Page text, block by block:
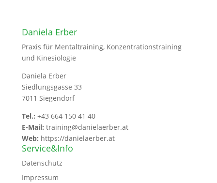
Daniela Erber
Praxis für Mentaltraining, Konzentrationstraining
und Kinesiologie
Daniela Erber
Siedlungsgasse 33
7011 Siegendorf
Tel.: +43 664 150 41 40
E-Mail: training@danielaerber.at
Web: https://danielaerber.at
Service&Info
Datenschutz
Impressum